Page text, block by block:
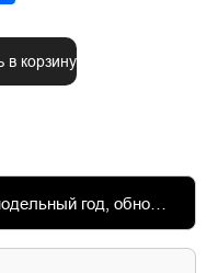
в корзину